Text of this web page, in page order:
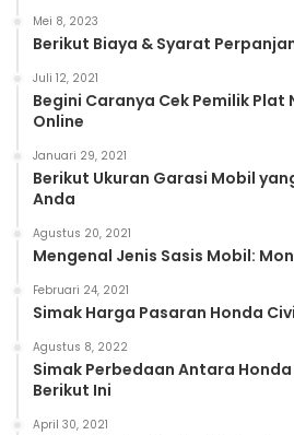
Mei 8, 2023
Berikut Biaya & Syarat
Juli 12, 2021
Begini Caranya Cek Pemilik Plat
Online
Januari 29, 2021
Berikut Ukuran Garasi Mobil
Anda
Agustus 20, 2021
Mengenal Jenis Sasis Mobil:
Februari 24, 2021
Simak Harga Pasaran Honda
Agustus 8, 2022
Simak Perbedaan Antara Honda
Berikut Ini
April 30, 2021